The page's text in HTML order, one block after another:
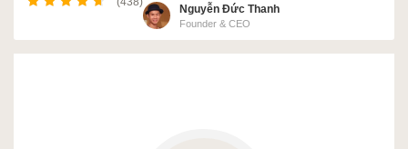
Nguyễn Đức Thanh
Founder & CEO